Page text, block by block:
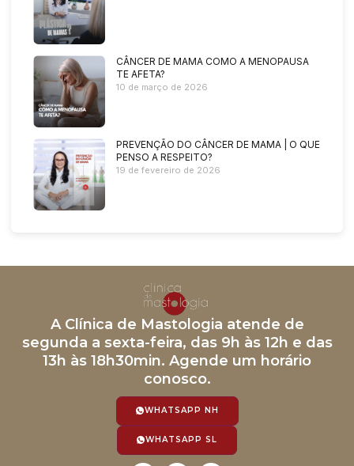
CÂNCER DE MAMA COMO A MENOPAUSA
TE AFETA?
10 de março de 2026
PREVENÇÃO DO CÂNCER DE MAMA | O QUE
PENSO A RESPEITO?
19 de fevereiro de 2026
A Clínica de Mastologia atende de
segunda a sexta-feira, das 9h às 12h e das
13h às 18h30min. Agende um horário
conosco.
WHATSAPP NH
WHATSAPP SL